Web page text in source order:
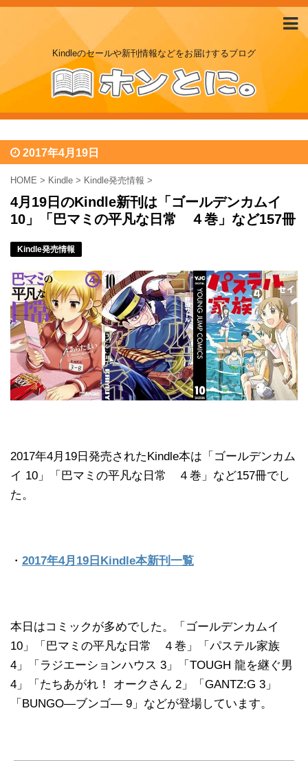
Kindleのセールや新刊情報などをお届けするブログ
2017年4月19日
HOME > Kindle > Kindle発売情報 >
4月19日のKindle新刊は「ゴールデンカムイ
10」「巴マミの平凡な日常 ４巻」など157冊
Kindle発売情報
2017年4月19日発売されたKindle本は「ゴールデンカム
イ 10」「巴マミの平凡な日常 ４巻」など157冊でし
た。
・ 2017年4月19日Kindle本新刊一覧
本日はコミックが多めでした。「ゴールデンカムイ
10」「巴マミの平凡な日常 ４巻」「パステル家族
4」「ラジエーションハウス 3」「TOUGH 龍を継ぐ男
4」「たちあがれ！ オークさん 2」「GANTZ:G 3」
「BUNGO―ブンゴ― 9」などが登場しています。